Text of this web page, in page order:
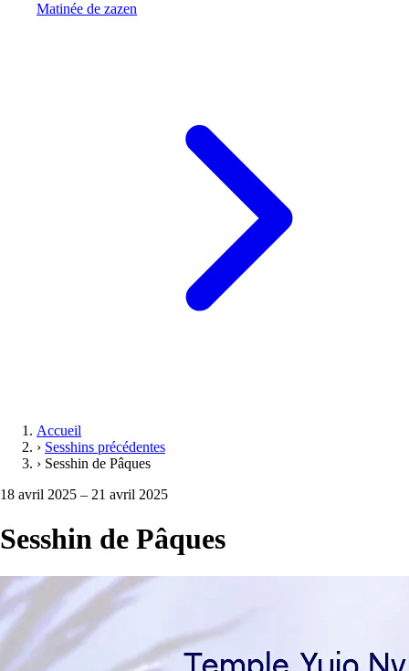
Matinée de zazen
Accueil
› Sesshins précédentes
› Sesshin de Pâques
18 avril 2025 – 21 avril 2025
Sesshin de Pâques